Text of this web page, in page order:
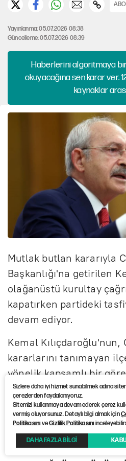
Yayınlanma: 05.07.2026 08:38
Güncelleme: 05.07.2026 08:39
Haberlerini algoritmaya
okuyacağına sen karar ver.
kaynaklar
Mutlak butlan kararıyla
Başkanlığı'na getirilen
olağanüstü kurultay
kapatırken partideki
devam ediyor.
Kemal Kılıçdaroğlu'nun,
kararlarını tanımayan
yönelik kapsamlı bir
başlatacağı öne
yeni görevlendirilen il
destekçilerine mesaj
İLÇE BAŞKANLARININ
Sizlere daha iyi hizmet sunabilmek adına
çerezlerden faydalanıyoruz.
Sitemizi kullanmaya devam ederek çerez
vermiş oluyorsunuz. Detaylı bilgi almak için
PolitikasınıveGizlilik Politikasını
DAHA FAZLA BİLGİ